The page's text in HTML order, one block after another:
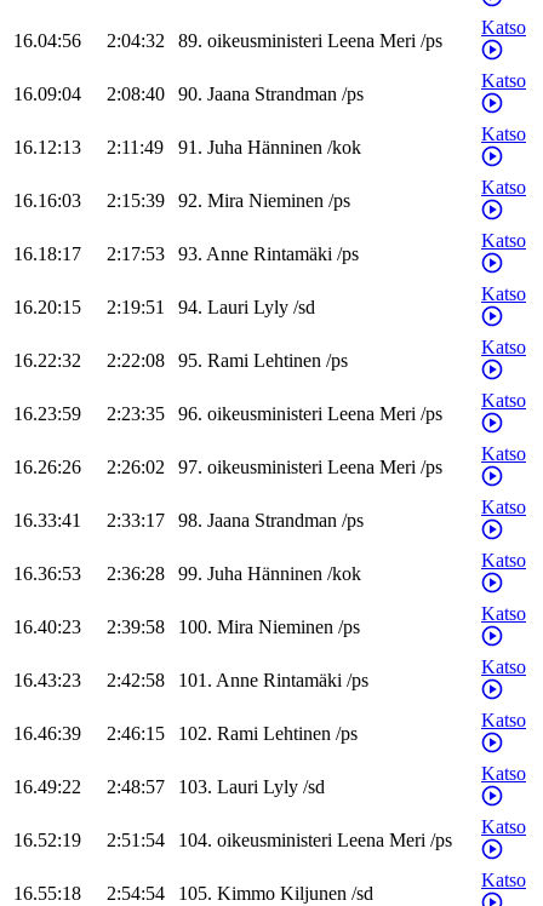
16.04:56 2:04:32 89. oikeusministeri Leena Meri /ps
Katso
16.09:04 2:08:40 90. Jaana Strandman /ps
Katso
16.12:13 2:11:49 91. Juha Hänninen /kok
Katso
16.16:03 2:15:39 92. Mira Nieminen /ps
Katso
16.18:17 2:17:53 93. Anne Rintamäki /ps
Katso
16.20:15 2:19:51 94. Lauri Lyly /sd
Katso
16.22:32 2:22:08 95. Rami Lehtinen /ps
Katso
16.23:59 2:23:35 96. oikeusministeri Leena Meri /ps
Katso
16.26:26 2:26:02 97. oikeusministeri Leena Meri /ps
Katso
16.33:41 2:33:17 98. Jaana Strandman /ps
Katso
16.36:53 2:36:28 99. Juha Hänninen /kok
Katso
16.40:23 2:39:58 100. Mira Nieminen /ps
Katso
16.43:23 2:42:58 101. Anne Rintamäki /ps
Katso
16.46:39 2:46:15 102. Rami Lehtinen /ps
Katso
16.49:22 2:48:57 103. Lauri Lyly /sd
Katso
16.52:19 2:51:54 104. oikeusministeri Leena Meri /ps
Katso
16.55:18 2:54:54 105. Kimmo Kiljunen /sd
Katso